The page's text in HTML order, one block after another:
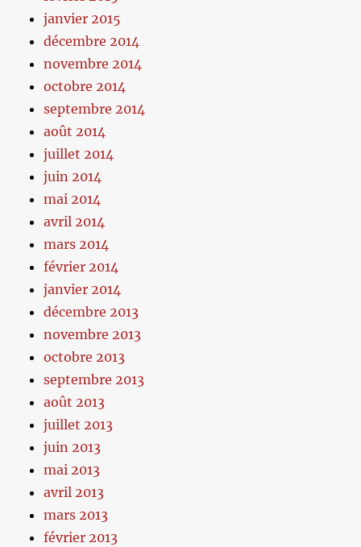
janvier 2015
décembre 2014
novembre 2014
octobre 2014
septembre 2014
août 2014
juillet 2014
juin 2014
mai 2014
avril 2014
mars 2014
février 2014
janvier 2014
décembre 2013
novembre 2013
octobre 2013
septembre 2013
août 2013
juillet 2013
juin 2013
mai 2013
avril 2013
mars 2013
février 2013